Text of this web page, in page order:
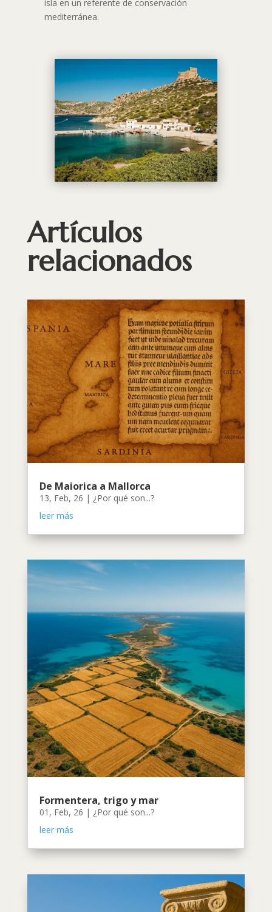
isla en un referente de conservación
mediterránea.
Artículos
relacionados
De Maiorica a Mallorca
13, Feb, 26 | ¿Por qué son...?
leer más
Formentera, trigo y mar
01, Feb, 26 | ¿Por qué son...?
leer más